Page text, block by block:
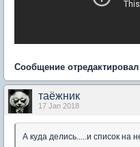
Сообщение отредактировал
таёжник
17 Jan 2018
А куда делись.....и список на